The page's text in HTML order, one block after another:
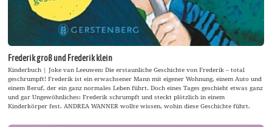
Frederik groß und Frederik klein
Kinderbuch | Joke van Leeuwen: Die erstaunliche Geschichte von Frederik – total
geschrumpft! Frederik ist ein erwachsener Mann mit eigener Wohnung, einem Auto und
einem Beruf, der ein ganz normales Leben führt. Doch eines Tages geschieht etwas ganz
und gar Ungewöhnliches: Frederik schrumpft und steckt plötzlich in einem
Kinderkörper fest. ANDREA WANNER wollte wissen, wohin diese Geschichte führt.